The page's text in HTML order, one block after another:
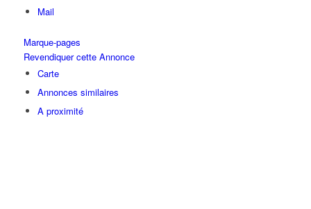
Mail
Marque-pages
Revendiquer cette Annonce
Carte
Annonces similaires
A proximité